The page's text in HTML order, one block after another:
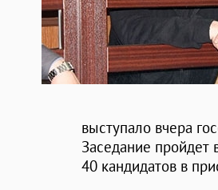
выступало вчера
Заседание
40 кандидатов в